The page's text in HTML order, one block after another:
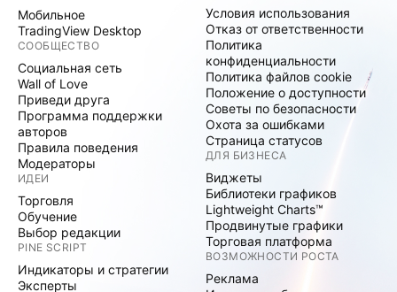
Мобильное
TradingView Desktop
СООБЩЕСТВО
Социальная сеть
Wall of Love
Приведи друга
Программа поддержки
авторов
Правила поведения
Модераторы
ИДЕИ
Торговля
Обучение
Выбор редакции
PINE SCRIPT
Индикаторы и стратегии
Эксперты
Условия использования
Отказ от ответственности
Политика
конфиденциальности
Политика файлов cookie
Положение о доступности
Советы по безопасности
Охота за ошибками
Страница статусов
ДЛЯ БИЗНЕСА
Виджеты
Библиотеки графиков
Lightweight Charts™
Продвинутые графики
Торговая платформа
ВОЗМОЖНОСТИ РОСТА
Реклама